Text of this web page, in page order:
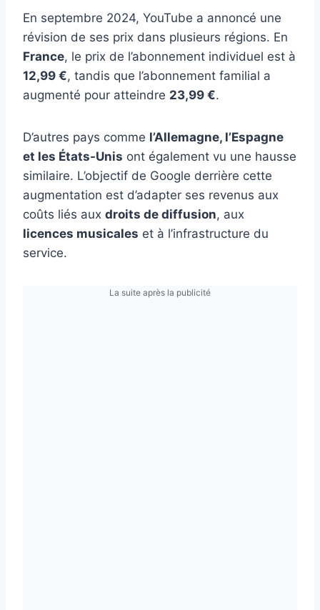
En septembre 2024, YouTube a annoncé une
révision de ses prix dans plusieurs régions. En
France, le prix de l’abonnement individuel est à
12,99 €, tandis que l’abonnement familial a
augmenté pour atteindre 23,99 €.
D’autres pays comme l’Allemagne, l’Espagne
et les États-Unis ont également vu une hausse
similaire. L’objectif de Google derrière cette
augmentation est d’adapter ses revenus aux
coûts liés aux droits de diffusion, aux
licences musicales et à l’infrastructure du
service.
La suite après la publicité